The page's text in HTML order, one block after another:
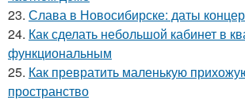
23. Слава в Новосибирске: даты
24. Как сделать небольшой кабинет в
функциональным
25. Как превратить маленькую
пространство